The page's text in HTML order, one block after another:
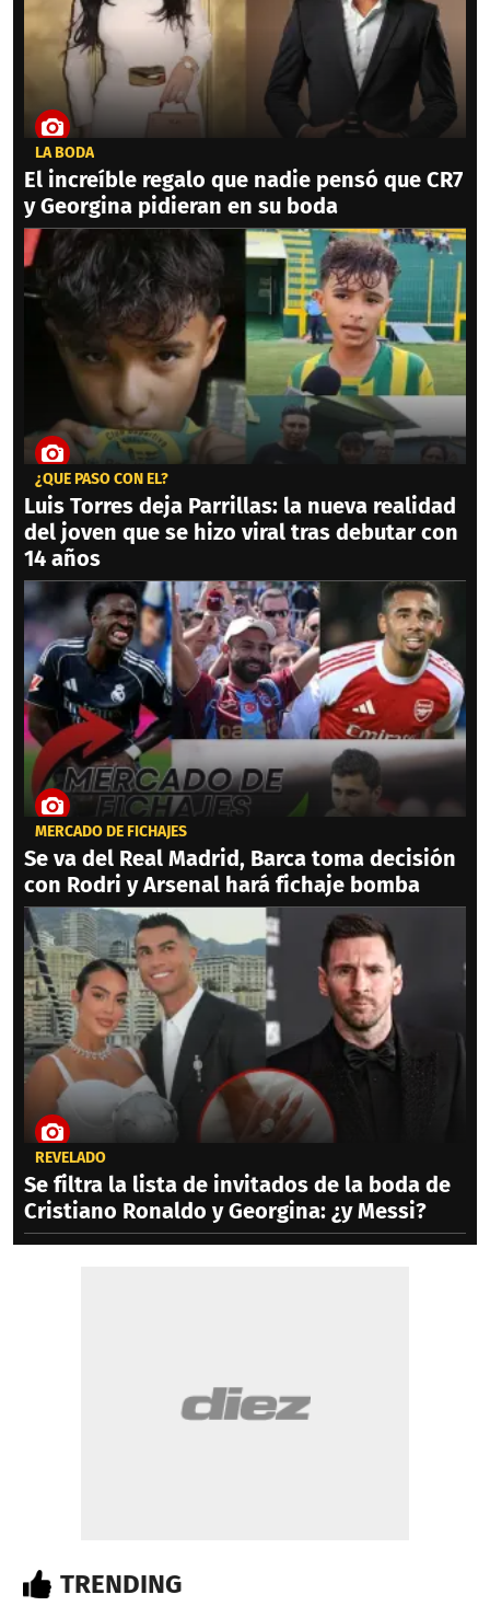
LA BODA
El increíble regalo que nadie pensó que CR7
y Georgina pidieran en su boda
¿QUÉ PASÓ CON ÉL?
Luis Torres deja Parrillas: la nueva realidad
del joven que se hizo viral tras debutar con
14 años
MERCADO DE FICHAJES
Se va del Real Madrid, Barca toma decisión
con Rodri y Arsenal hará fichaje bomba
REVELADO
Se filtra la lista de invitados de la boda de
Cristiano Ronaldo y Georgina: ¿y Messi?
TRENDING